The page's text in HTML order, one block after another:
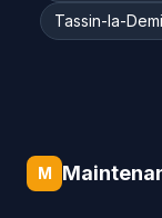
Tassin-la-
M